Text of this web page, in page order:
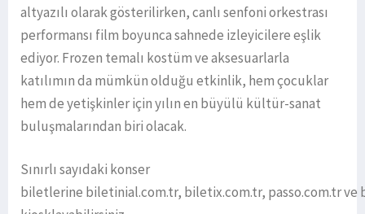
altyazılı olarak gösterilirken, canlı senfoni orkestrası
performansı film boyunca sahnede izleyicilere eşlik
ediyor. Frozen temalı kostüm ve aksesuarlarla
katılımın da mümkün olduğu etkinlik, hem çocuklar
hem de yetişkinler için yılın en büyülü kültür-sanat
buluşmalarından biri olacak.
Sınırlı sayıdaki konser
biletlerine biletinial.com.tr, biletix.com.tr, passo.com.tr ve